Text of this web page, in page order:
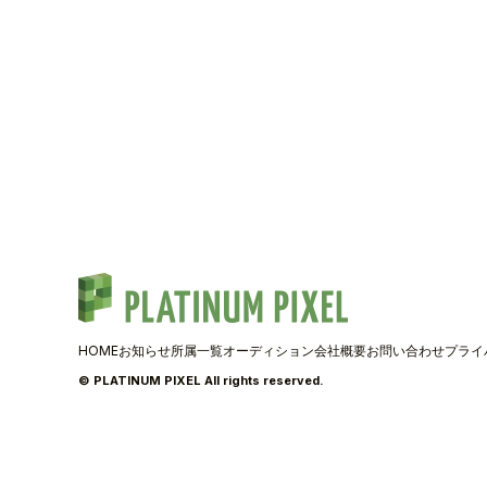
COMPANY
HOMEお知らせ所属一覧オーディション会社概要お問い合わせプラ
© PLATINUM PIXEL All rights reserved.